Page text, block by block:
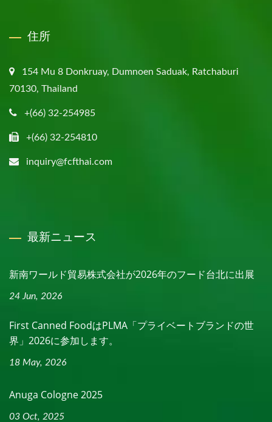
住所
154 Mu 8 Donkruay, Dumnoen Saduak, Ratchaburi
70130, Thailand
+(66) 32-254985
+(66) 32-254810
inquiry@fcfthai.com
最新ニュース
新南ワールド貿易株式会社が2026年のフード台北に出展
24 Jun, 2026
First Canned FoodはPLMA「プライベートブランドの世
界」2026に参加します。
18 May, 2026
Anuga Cologne 2025
03 Oct, 2025